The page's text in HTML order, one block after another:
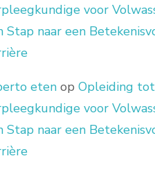
voor
Stap naar een
eten opOpleiding tot
voor
Stap naar een